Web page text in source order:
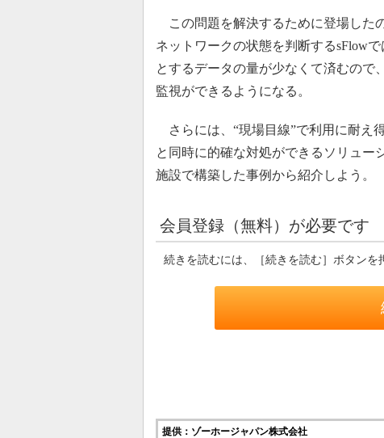
この問題を解決するために登場した
ネットワークの状態を判断するsFlow
とするデータの量が少なくて済むので
監視ができるようになる。
さらには、“現場目線”で利用に耐え
と同時に的確な対処ができるソリュー
施設で構築した事例から紹介しよう。
会員登録（無料）が必要です
続きを読むには、［続きを読む］ボタンを
提供：ゾーホージャパン株式会社